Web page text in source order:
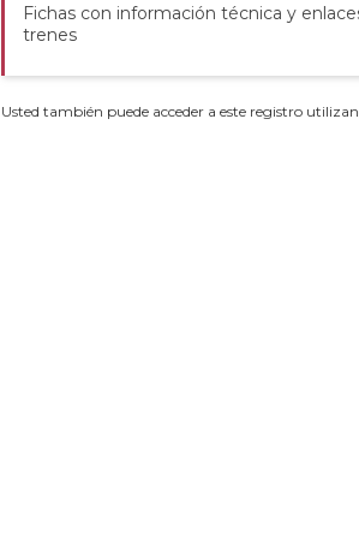
Fichas con información técnica y
trenes
Usted también puede acceder a este registro